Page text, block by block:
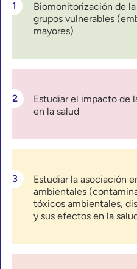
Biomonitorización de
grupos vulnerables
mayores)
Estudiar el impacto de
en la salud
Estudiar la asociación
ambientales
tóxicos ambientales,
y sus efectos en la